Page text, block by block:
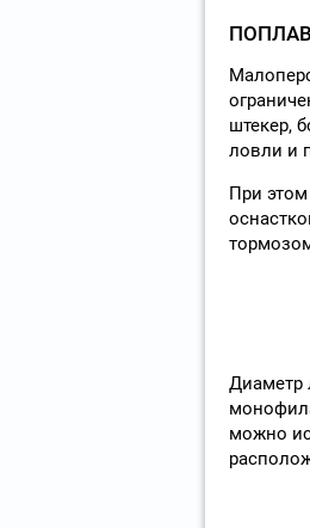
штекер,
ловли и
При
Диаметр
можно